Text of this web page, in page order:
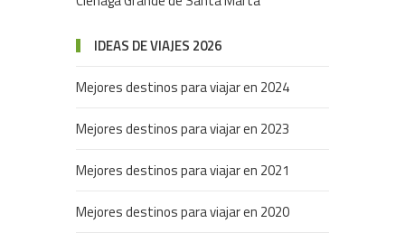
IDEAS DE VIAJES 2026
Mejores destinos para viajar en 2024
Mejores destinos para viajar en 2023
Mejores destinos para viajar en 2021
Mejores destinos para viajar en 2020